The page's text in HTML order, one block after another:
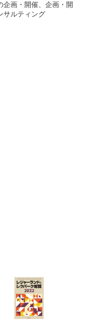
企画・開催、企画・開
サルティング